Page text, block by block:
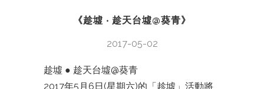
《趁墟 ‧ 趁天台墟@葵青》
2017-05-02
趁墟 ● 趁天台墟@葵青
2017年5月6日(星期六)的「趁墟」活動將